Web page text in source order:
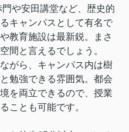
や安田講堂など、歴史的
キャンパスとして有名で
教育施設は最新鋭。まさ
間と言えるでしょう。
がら、キャンパス内は樹
勉強できる雰囲気。都会
を両立できるので、授業
ことも可能です。